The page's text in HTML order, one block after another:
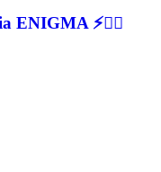
ENIGMA ⚡🕵‍♂